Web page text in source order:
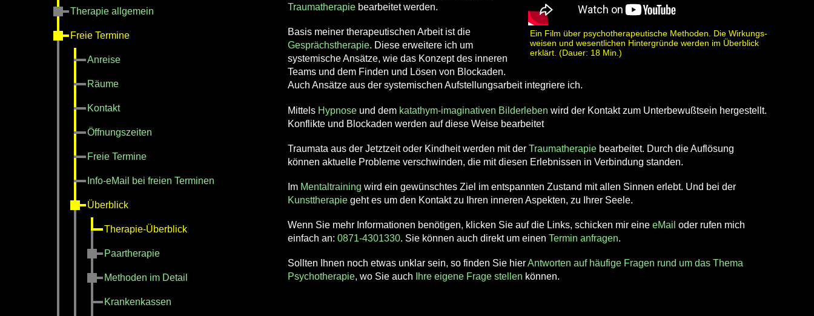
Therapie allgemein
Freie Termine
Anreise
Räume
Kontakt
Öffnungszeiten
Freie Termine
Info-eMail bei freien Terminen
Überblick
Therapie-Überblick
Paartherapie
Methoden im Detail
Krankenkassen
Ein Film über psycho­therapeutische Methoden. Die Wirkungs­
weisen und wesentlichen Hinter­gründe werden im Überblick
erklärt. (Dauer: 18 Min.)
Traumatherapie bearbeitet werden.
Basis meiner therapeutischen Arbeit ist die
Gesprächstherapie. Diese erweitere ich um
systemische Ansätze, wie das Konzept des inneren
Teams und dem Finden und Lösen von Blockaden.
Auch Ansätze aus der systemischen Aufstellungsarbeit integriere ich.
Mittels Hypnose und dem katathym-imaginativen Bilderleben wird der Kontakt zum Unterbewußtsein hergestellt.
Konflikte und Blockaden werden auf diese Weise bearbeitet
Traumata aus der Jetztzeit oder Kindheit werden mit derTraumatherapie bearbeitet. Durch die Auflösung
können aktuelle Probleme verschwinden, die mit diesen Erlebnissen in Verbindung standen.
Im Mentaltraining wird ein gewünschtes Ziel im entspannten Zustand mit allen Sinnen erlebt. Und bei der
Kunsttherapie geht es um den Kontakt zu Ihren inneren Aspekten, zu Ihrer Seele.
Wenn Sie mehr Informationen benötigen, klicken Sie auf die Links, schicken mir eineeMail oder rufen mich
einfach an:0871-4301330. Sie können auch direkt um einenTermin anfragen.
Sollten Ihnen noch etwas unklar sein, so finden Sie hierAntworten auf häufige Fragen rund um das Thema
Psychotherapie, wo Sie auch Ihre eigene Frage stellen können.